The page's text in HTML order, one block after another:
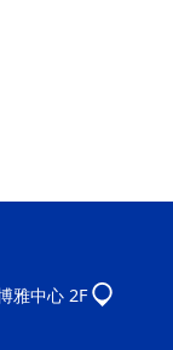
雅中心 2F